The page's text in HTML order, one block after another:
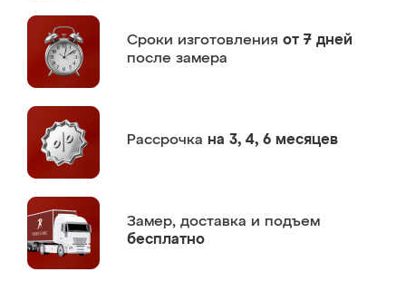
Сроки изготовления от 7 дней
после замера
Рассрочка на 3, 4, 6 месяцев
Замер, доставка и подъем
бесплатно